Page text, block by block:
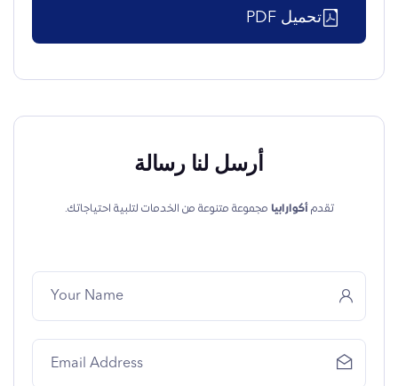
تحميل PDF
أرسل لنا رسالة
تقدم أكوارابيا مجموعة متنوعة من الخدمات لتلبية احتياجاتك.